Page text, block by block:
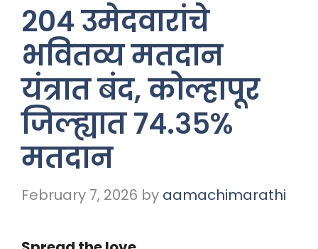
२०४ उमेदवारांचे
भवितव्य मतदान
यंत्रात बंद, कोल्हापूर
जिल्ह्यात ७४.३५%
मतदान
February 7, 2026 by aamachimarathi